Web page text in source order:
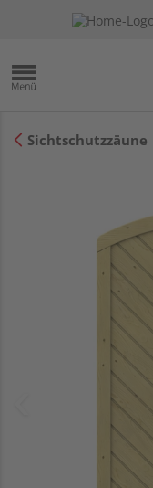
Sichtschutzzäune